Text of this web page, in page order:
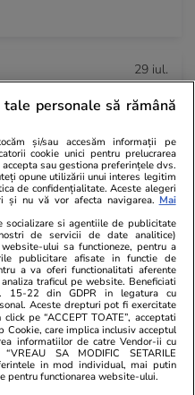
29 iul.
ambelor reactoare
consumul de
29 iul.
se interesează
spatele ușilor
bine orice sursă de
07:00
2026. Report de
personale să rămână
și/sau accesăm informații pe
cookie unici pentru prelucrarea
sau gestiona preferințele dvs.
opune utilizării unui interes legitim
de confidențialitate. Aceste alegeri
și nu vă vor afecta navigarea. Mai
si agentiile de publicitate
de servicii de date analitice)
ului sa functioneze, pentru a
publicitare afisate in functie de
a va oferi functionalitati aferente
traficul pe website. Beneficiati
15-22 din GDPR in legatura cu
Aceste drepturi pot fi exercitate
click pe “ACCEPT TOATE”, acceptati
care implica inclusiv acceptul
informatiilor de catre Vendor-ii cu
SA MODIFIC SETARILE
in mod individual, mai putin
pentru functionarea website-ului.